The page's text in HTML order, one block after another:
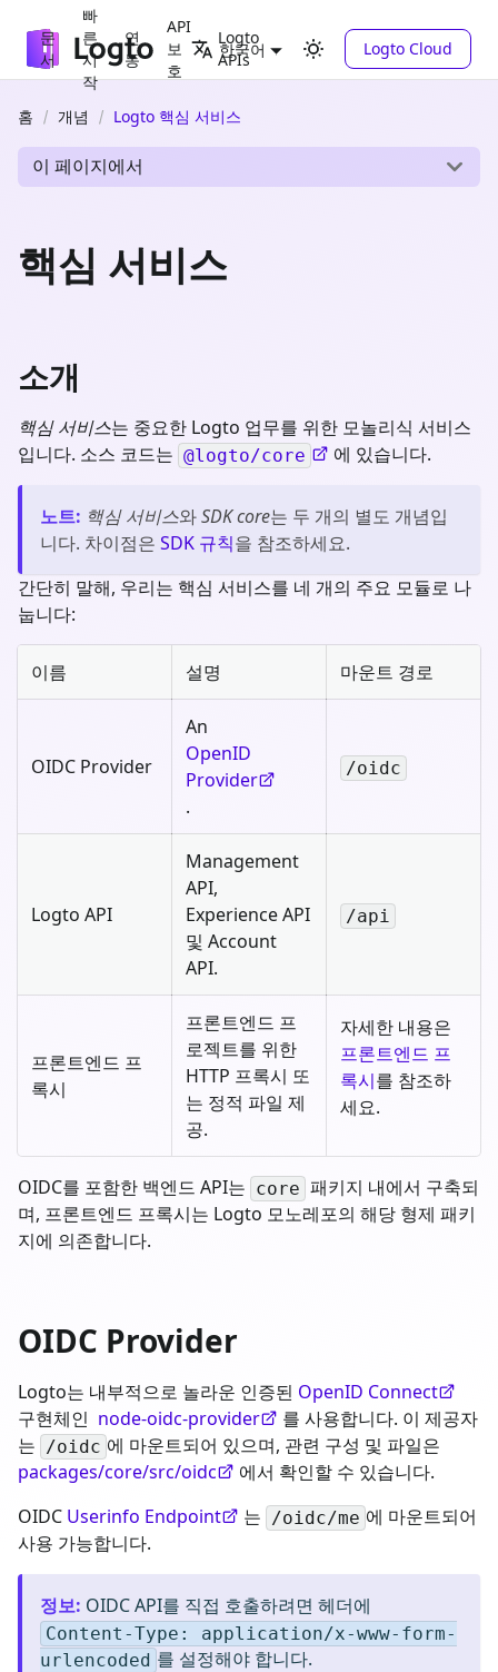
문
서
빠
른
시
작
연
동
API
보
호
Logto
APIs
한국어 Logto Cloud
홈 개념 Logto 핵심 서비스
이 페이지에서
핵심 서비스
소개
핵심 서비스는 중요한 Logto 업무를 위한 모놀리식 서비스
입니다. 소스 코드는 @logto/core 에 있습니다.
노트: 핵심 서비스와SDK core는 두 개의 별도 개념입
니다. 차이점은 SDK 규칙을 참조하세요.
간단히 말해, 우리는 핵심 서비스를 네 개의 주요 모듈로 나
눕니다:
이름 설명 마운트 경로
OIDC Provider
An
OpenID
Provider
.
/oidc
Logto API
Management
API,
Experience API
및 Account
API.
/api
프론트엔드 프
록시
프론트엔드 프
로젝트를 위한
HTTP 프록시 또
는 정적 파일 제
공.
자세한 내용은
프론트엔드 프
록시를 참조하
세요.
OIDC를 포함한 백엔드 API는 core 패키지 내에서 구축되
며, 프론트엔드 프록시는 Logto 모노레포의 해당 형제 패키
지에 의존합니다.
OIDC Provider
Logto는 내부적으로 놀라운 인증된 OpenID Connect
구현체인 node-oidc-provider
를 사용합니다. 이 제공자
는
/oidc 에 마운트되어 있으며, 관련 구성 및 파일은
packages/core/src/oidc
에서 확인할 수 있습니다.
OIDC Userinfo Endpoint 는 /oidc/me 에 마운트되어
사용 가능합니다.
정보: OIDC API를 직접 호출하려면 헤더에
Content-Type: application/x-www-form-
urlencoded 를 설정해야 합니다.